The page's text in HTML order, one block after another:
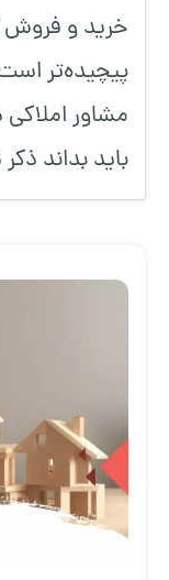
خرید و فروش
پیچیده‌تر
مشاور
باید بداند